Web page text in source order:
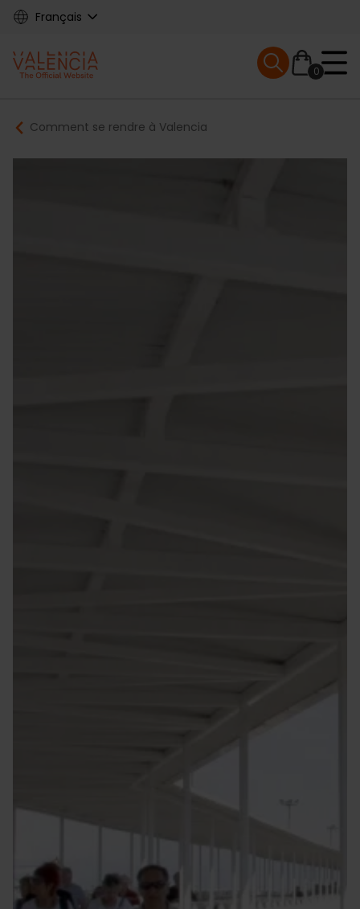
Skip
content
Français
Main
navigation
0
Mobile menu
Breadcrumb
Comment se rendre à Valencia